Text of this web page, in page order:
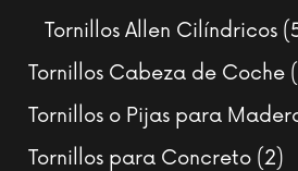
Tornillos Allen Cilíndricos
Tornillos Cabeza de Coche
Tornillos o Pijas para
Tornillos para Concreto 22